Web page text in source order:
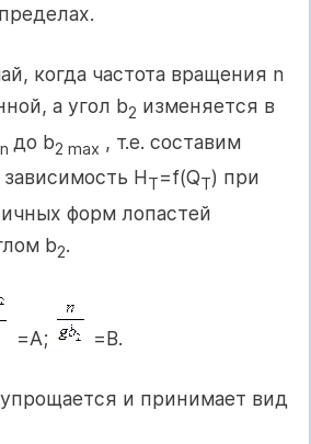
когда частота вращения n
а угол b2 изменяется в
до b2 max , т.е. составим
HT=f(QT) при
форм лопастей
b2.
=A; =В.
и принимает вид